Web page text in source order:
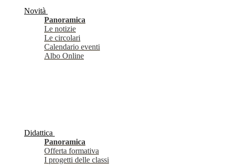
Novità
Panoramica
Le notizie
Le circolari
Calendario eventi
Albo Online
Didattica
Panoramica
Offerta formativa
I progetti delle classi